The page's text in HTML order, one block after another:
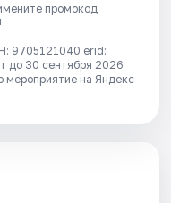
промокод
9705121040 erid:
до 30 сентября 2026
мероприятие на Яндекс